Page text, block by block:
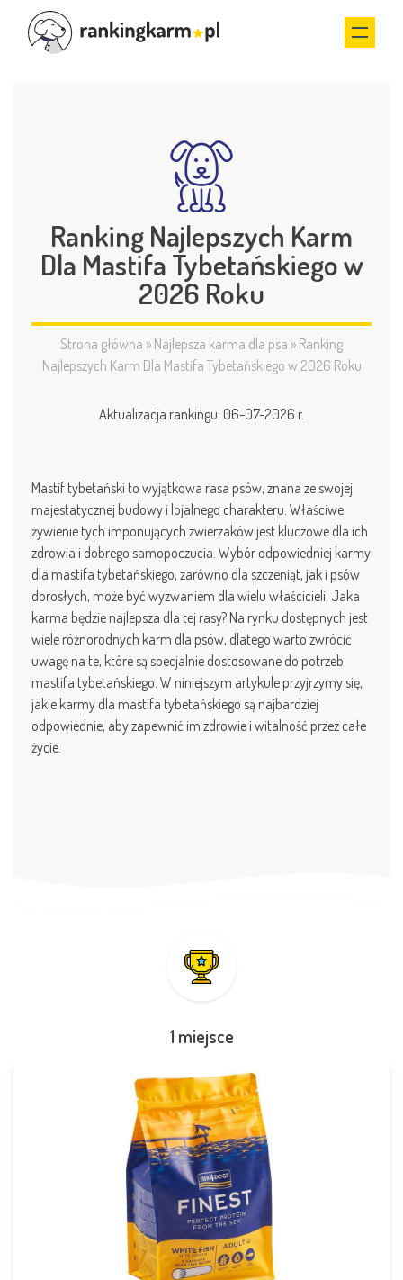
Ranking Najlepszych Karm
Dla Mastifa Tybetańskiego w
2026 Roku
Strona główna » Najlepsza karma dla psa » Ranking
Najlepszych Karm Dla Mastifa Tybetańskiego w 2026 Roku
Aktualizacja rankingu: 06-07-2026 r.
Mastif tybetański to wyjątkowa rasa psów, znana ze swojej
majestatycznej budowy i lojalnego charakteru. Właściwe
żywienie tych imponujących zwierzaków jest kluczowe dla ich
zdrowia i dobrego samopoczucia. Wybór odpowiedniej karmy
dla mastifa tybetańskiego, zarówno dla szczeniąt, jak i psów
dorosłych, może być wyzwaniem dla wielu właścicieli. Jaka
karma będzie najlepsza dla tej rasy? Na rynku dostępnych jest
wiele różnorodnych karm dla psów, dlatego warto zwrócić
uwagę na te, które są specjalnie dostosowane do potrzeb
mastifa tybetańskiego. W niniejszym artykule przyjrzymy się,
jakie karmy dla mastifa tybetańskiego są najbardziej
odpowiednie, aby zapewnić im zdrowie i witalność przez całe
życie.
1 miejsce